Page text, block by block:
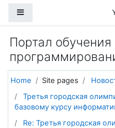
Портал
Home Site pages
Третья городская
базовому курсу
Re: Третья городская